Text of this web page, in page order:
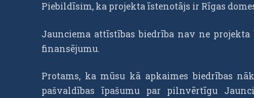
Piebildīsim, ka projekta īstenotājs ir Rīgas
Jaunciema attīstības biedrība nav ne
finansējumu.
Protams, ka mūsu kā apkaimes biedrības
pašvaldības īpašumu par pilnvērtīgu